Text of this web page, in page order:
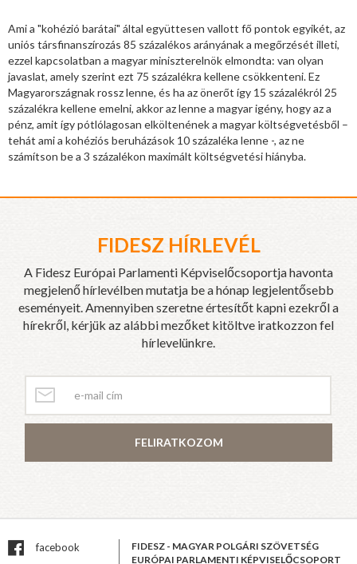
Ami a "kohézió barátai" által együttesen vallott fő pontok egyikét, az
uniós társfinanszírozás 85 százalékos arányának a megőrzését illeti,
ezzel kapcsolatban a magyar miniszterelnök elmondta: van olyan
javaslat, amely szerint ezt 75 százalékra kellene csökkenteni. Ez
Magyarországnak rossz lenne, és ha az önerőt így 15 százalékról 25
százalékra kellene emelni, akkor az lenne a magyar igény, hogy az a
pénz, amit így pótlólagosan elköltenének a magyar költségvetésből –
tehát ami a kohéziós beruházások 10 százaléka lenne -, az ne
számítson be a 3 százalékon maximált költségvetési hiányba.
FIDESZ HÍRLEVÉL
A Fidesz Európai Parlamenti Képviselőcsoportja havonta
megjelenő hírlevélben mutatja be a hónap legjelentősebb
eseményeit. Amennyiben szeretne értesítőt kapni ezekről a
hírekről, kérjük az alábbi mezőket kitöltve iratkozzon fel
hírlevelünkre.
FELIRATKOZOM
facebook
FIDESZ - MAGYAR POLGÁRI SZÖVETSÉG
EURÓPAI PARLAMENTI KÉPVISELŐCSOPORT